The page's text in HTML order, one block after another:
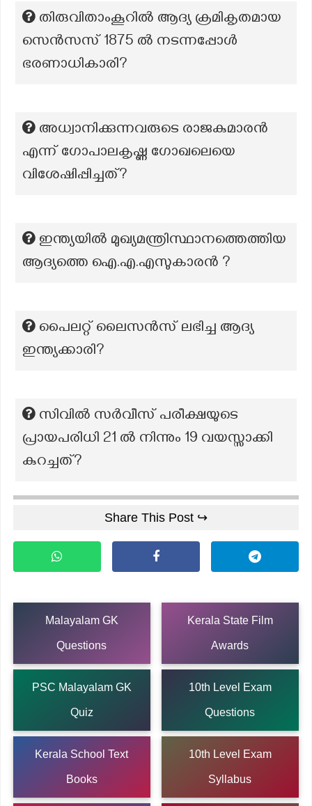
തിരുവിതാംകൂറിൽ ആദ്യ ക്രമികൃതമായ
സെൻസസ് 1875 ൽ നടന്നപ്പോൾ
ഭരണാധികാരി?
അധ്വാനിക്കുന്നവരുടെ രാജകുമാരൻ
എന്ന് ഗോപാലകൃഷ്ണ ഗോഖലെയെ
വിശേഷിപ്പിച്ചത്?
ഇന്ത്യയിൽ മുഖ്യമന്ത്രിസ്ഥാനത്തെത്തിയ
ആദ്യത്തെ ഐ.എ.എസുകാരൻ ?
പൈലറ്റ് ലൈസൻസ് ലഭിച്ച ആദ്യ
ഇന്ത്യക്കാരി?
സിവിൽ സർവീസ് പരീക്ഷയുടെ
പ്രായപരിധി 21 ൽ നിന്നും 19 വയസ്സാക്കി
കുറച്ചത്?
Share This Post ↪
Malayalam GK
Questions
Kerala State Film
Awards
PSC Malayalam GK
Quiz
10th Level Exam
Questions
Kerala School Text
Books
10th Level Exam
Syllabus